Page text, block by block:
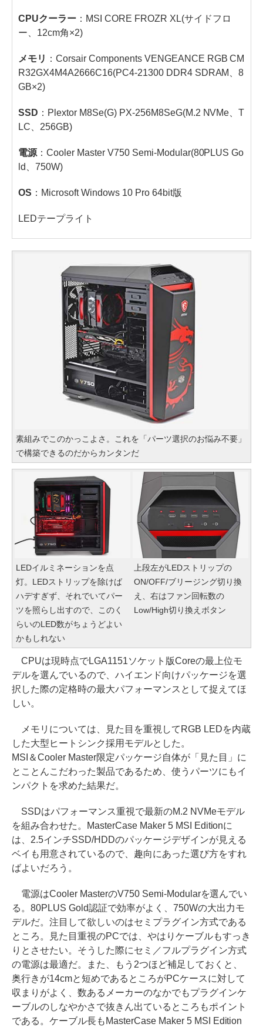
CPUクーラー：MSI CORE FROZR XL(サイドフロ
ー、12cm角×2)
メモリ ：Corsair Components VENGEANCE RGB CM
R32GX4M4A2666C16(PC4-21300 DDR4 SDRAM、8
GB×2)
SSD ：Plextor M8Se(G) PX-256M8SeG(M.2 NVMe、T
LC、256GB)
電源：Cooler Master V750 Semi-Modular(80PLUS Go
ld、750W)
OS ：Microsoft Windows 10 Pro 64bit版
LEDテープライト
素組みでこのかっこよさ。これを「パーツ選択のお悩み不要」
で構築できるのだからカンタンだ
LEDイルミネーションを点
灯。LEDストリップを除けば
ハデすぎず、それでいてパー
ツを照らし出すので、このく
らいのLED数がちょうどよい
かもしれない
上段左がLEDストリップの
ON/OFF/ブリージング切り換
え、右はファン回転数の
Low/High切り換えボタン
CPUは現時点でLGA1151ソケット版Coreの最上位モ
デルを選んでいるので、ハイエンド向けパッケージを選
択した際の定格時の最大パフォーマンスとして捉えてほ
しい。
メモリについては、見た目を重視してRGB LEDを内蔵
した大型ヒートシンク採用モデルとした。
MSI＆Cooler Master限定パッケージ自体が「見た目」に
とことんこだわった製品であるため、使うパーツにもイ
ンパクトを求めた結果だ。
SSDはパフォーマンス重視で最新のM.2 NVMeモデル
を組み合わせた。MasterCase Maker 5 MSI Editionに
は、2.5インチSSD/HDDのパッケージデザインが見える
ベイも用意されているので、趣向にあった選び方をすれ
ばよいだろう。
電源はCooler MasterのV750 Semi-Modularを選んでい
る。80PLUS Gold認証で効率がよく、750Wの大出力モ
デルだ。注目して欲しいのはセミプラグイン方式である
ところ。見た目重視のPCでは、やはりケーブルもすっき
りとさせたい。そうした際にセミ／フルプラグイン方式
の電源は最適だ。また、もう2つほど補足しておくと、
奥行きが14cmと短めであるところがPCケースに対して
収まりがよく、数あるメーカーのなかでもプラグインケ
ーブルのしなやかさで抜きん出ているところもポイント
である。ケーブル長もMasterCase Maker 5 MSI Edition